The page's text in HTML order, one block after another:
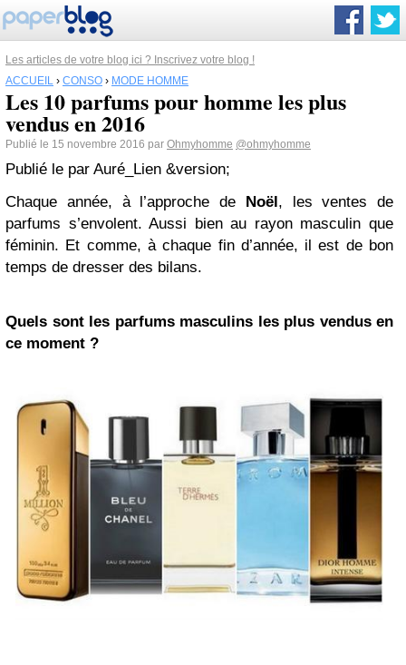
Les articles de votre blog ici ? Inscrivez votre blog !
ACCUEIL › CONSO › MODE HOMME
Les 10 parfums pour homme les plus
vendus en 2016
Publié le 15 novembre 2016 par Ohmyhomme @ohmyhomme
Publié le par Auré_Lien &version;
Chaque année, à l’approche de Noël, les ventes de
parfums s’envolent. Aussi bien au rayon masculin que
féminin. Et comme, à chaque fin d’année, il est de bon
temps de dresser des bilans.
Quels sont les parfums masculins les plus vendus en
ce moment ?